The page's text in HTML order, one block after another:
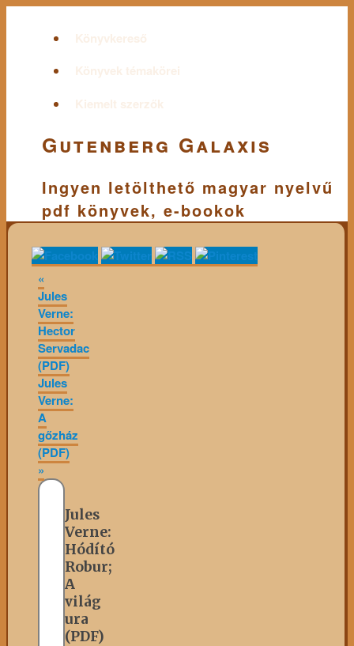
Könyvkereső
Könyvek témakörei
Kiemelt szerzők
Gutenberg Galaxis
Ingyen letölthető magyar nyelvű
pdf könyvek, e-bookok
«
Jules
Verne:
Hector
Servadac
(PDF)
Jules
Verne:
A
gőzház
(PDF)
»
Jules
Verne:
Hódító
Robur;
A
világ
ura
(PDF)